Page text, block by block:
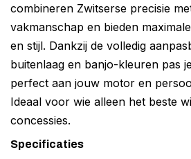
combineren Zwitserse precisie
vakmanschap en bieden
en stijl. Dankzij de volledig
buitenlaag en banjo-kleuren pas
perfect aan jouw motor en
Ideaal voor wie alleen het beste
concessies.
Specificaties